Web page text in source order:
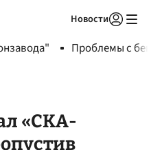
Новости
Проблемы с
«СКА-